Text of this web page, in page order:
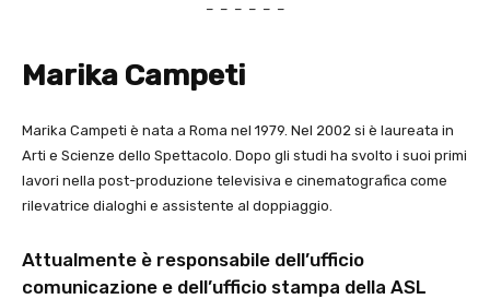
– – – – – –
Marika Campeti
Marika Campeti è nata a Roma nel 1979. Nel 2002 si è laureata in
Arti e Scienze dello Spettacolo. Dopo gli studi ha svolto i suoi primi
lavori nella post-produzione televisiva e cinematografica come
rilevatrice dialoghi e assistente al doppiaggio.
Attualmente è responsabile dell’ufficio
comunicazione e dell’ufficio stampa della ASL